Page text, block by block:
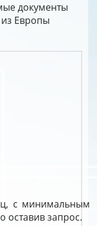
документы
Европы
с минимальным
оставив запрос.